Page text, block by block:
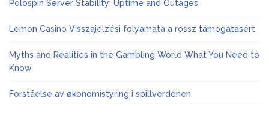
Polospin Server Stability: Uptime and Outages
Lemon Casino Visszajelzési folyamata a rossz támogatásért
Myths and Realities in the Gambling World What You Need to
Know
Forståelse av økonomistyring i spillverdenen